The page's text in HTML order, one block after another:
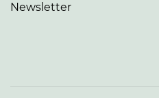
Newsletter